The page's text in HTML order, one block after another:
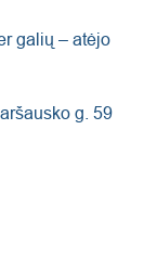
galių – atėjo
g. 59